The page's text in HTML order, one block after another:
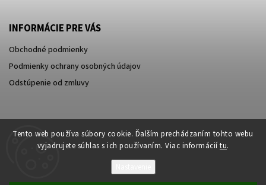
Tento web používa súbory cookie. Ďalším prechádzaním tohto webu
vyjadrujete súhlas s ich používaním. Viac informácií tu.
INFORMÁCIE PRE VÁS
Obchodné podmienky
Podmienky ochrany osobných údajov
Odstúpenie od zmluvy